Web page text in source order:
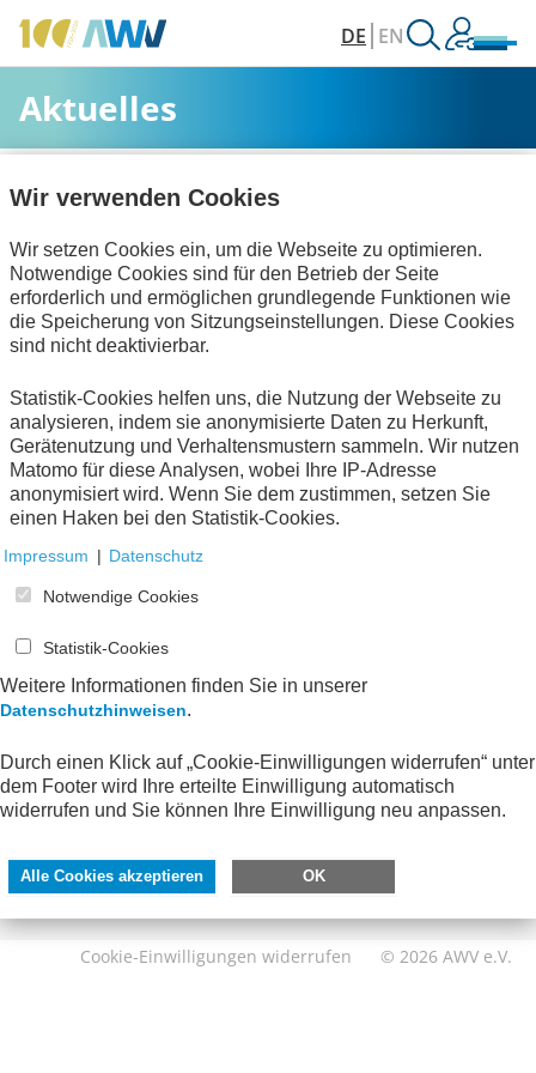
DE EN
Aktuelles
Alle Kategorien
Keine Nachrichten verfügbar.
Kontakt
Impressum
Datenschutzhinweise
Barrierefreiheit
FeRD
eXTra
AWV-Forum
Cookie-Einwilligungen widerrufen © 2026 AWV e.V.
Wir verwenden Cookies
Wir setzen Cookies ein, um die Webseite zu optimieren.
Notwendige Cookies sind für den Betrieb der Seite
erforderlich und ermöglichen grundlegende Funktionen wie
die Speicherung von Sitzungseinstellungen. Diese Cookies
sind nicht deaktivierbar.
Statistik-Cookies helfen uns, die Nutzung der Webseite zu
analysieren, indem sie anonymisierte Daten zu Herkunft,
Gerätenutzung und Verhaltensmustern sammeln. Wir nutzen
Matomo für diese Analysen, wobei Ihre IP-Adresse
anonymisiert wird. Wenn Sie dem zustimmen, setzen Sie
einen Haken bei den Statistik-Cookies.
Impressum | Datenschutz
Notwendige Cookies
Statistik-Cookies
Weitere Informationen finden Sie in unserer
Datenschutzhinweisen.
Durch einen Klick auf „Cookie-Einwilligungen widerrufen“ unter
dem Footer wird Ihre erteilte Einwilligung automatisch
widerrufen und Sie können Ihre Einwilligung neu anpassen.
Alle Cookies akzeptieren OK